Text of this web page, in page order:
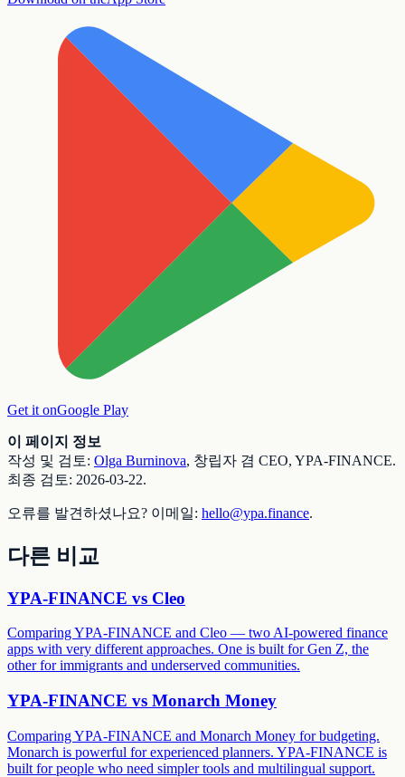
Get it onGoogle Play
이 페이지 정보
작성 및 검토: Olga Burninova, 창립자 겸 CEO, YPA-FINANCE.
최종 검토: 2026-03-22.
오류를 발견하셨나요? 이메일: hello@ypa.finance.
다른 비교
YPA-FINANCE vs Cleo
Comparing YPA-FINANCE and Cleo — two AI-powered finance
apps with very different approaches. One is built for Gen Z, the
other for immigrants and underserved communities.
YPA-FINANCE vs Monarch Money
Comparing YPA-FINANCE and Monarch Money for budgeting.
Monarch is powerful for experienced planners. YPA-FINANCE is
built for people who need simpler tools and multilingual support.